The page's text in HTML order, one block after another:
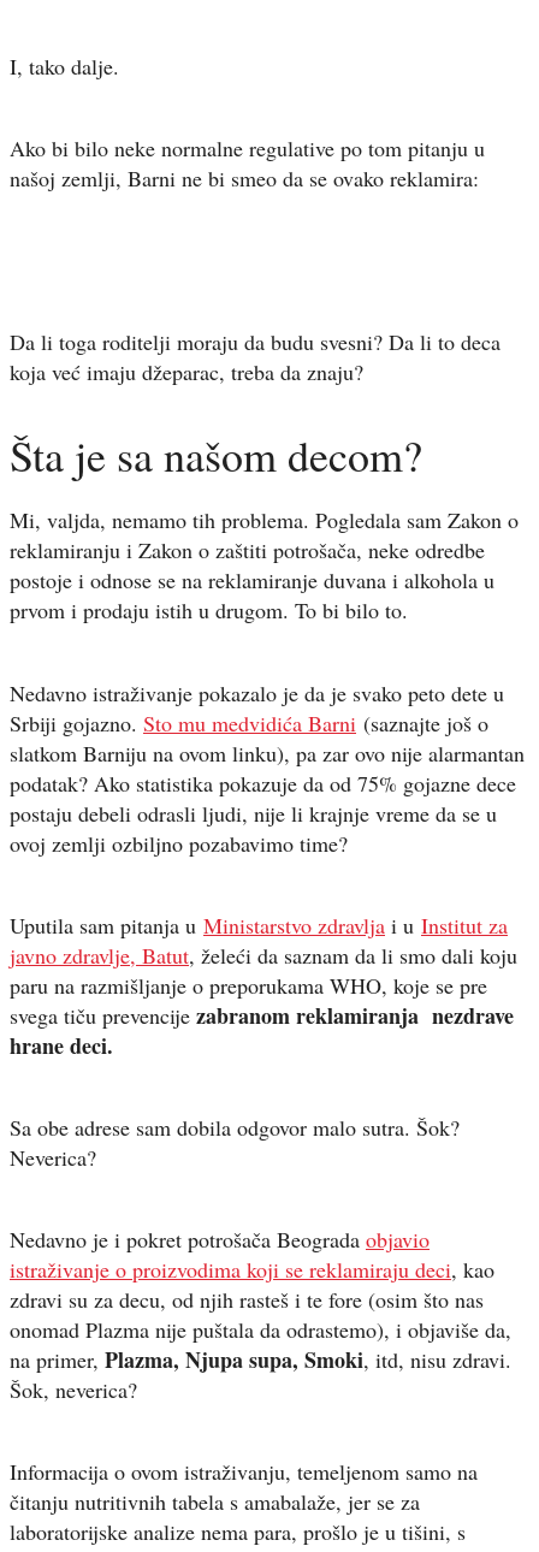
I, tako dalje.
Ako bi bilo neke normalne regulative po tom pitanju u
našoj zemlji, Barni ne bi smeo da se ovako reklamira:
Da li toga roditelji moraju da budu svesni? Da li to deca
koja već imaju džeparac, treba da znaju?
Šta je sa našom decom?
Mi, valjda, nemamo tih problema. Pogledala sam Zakon o
reklamiranju i Zakon o zaštiti potrošača, neke odredbe
postoje i odnose se na reklamiranje duvana i alkohola u
prvom i prodaju istih u drugom. To bi bilo to.
Nedavno istraživanje pokazalo je da je svako peto dete u
Srbiji gojazno. Sto mu medvidića Barni (saznajte još o
slatkom Barniju na ovom linku), pa zar ovo nije alarmantan
podatak? Ako statistika pokazuje da od 75% gojazne dece
postaju debeli odrasli ljudi, nije li krajnje vreme da se u
ovoj zemlji ozbiljno pozabavimo time?
Uputila sam pitanja u Ministarstvo zdravlja i u Institut za
javno zdravlje, Batut, želeći da saznam da li smo dali koju
paru na razmišljanje o preporukama WHO, koje se pre
svega tiču prevencije zabranom reklamiranja nezdrave
hrane deci.
Sa obe adrese sam dobila odgovor malo sutra. Šok?
Neverica?
Nedavno je i pokret potrošača Beograda objavio
istraživanje o proizvodima koji se reklamiraju deci, kao
zdravi su za decu, od njih rasteš i te fore (osim što nas
onomad Plazma nije puštala da odrastemo), i objaviše da,
na primer, Plazma, Njupa supa, Smoki, itd, nisu zdravi.
Šok, neverica?
Informacija o ovom istraživanju, temeljenom samo na
čitanju nutritivnih tabela s amabalaže, jer se za
laboratorijske analize nema para, prošlo je u tišini, s